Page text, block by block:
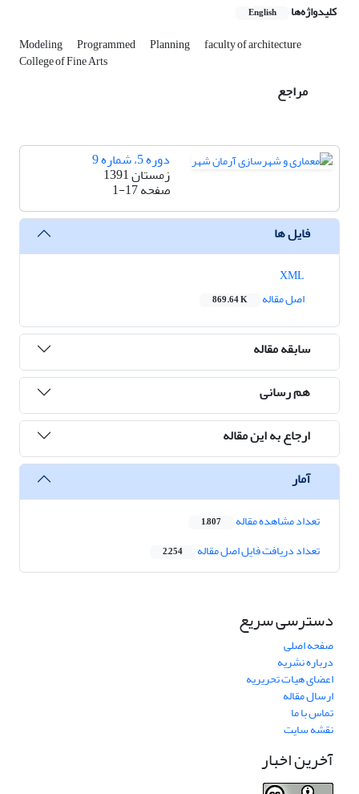
کلیدواژه‌ها English
Modeling Programmed Planning faculty of architecture
College of Fine Arts
مراجع
دوره 5، شماره 9
زمستان 1391
صفحه1-17
فایل ها
اصل مقاله
869.64 K
سابقه مقاله
هم رسانی
ارجاع به این مقاله
آمار
تعداد مشاهده مقاله 1,807
تعداد دریافت فایل اصل مقاله 2,254
دسترسی سریع
صفحه اصلی
درباره نشریه
اعضای هیات تحریریه
ارسال مقاله
تماس با ما
نقشه سایت
آخرین اخبار